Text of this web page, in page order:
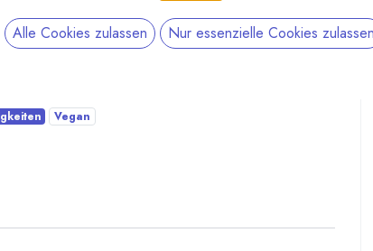
- Passionsfrucht - Schwarze Johannisbeere
Vegan
Alle Cookies zulassen Nur essenzielle Cookies zulassen